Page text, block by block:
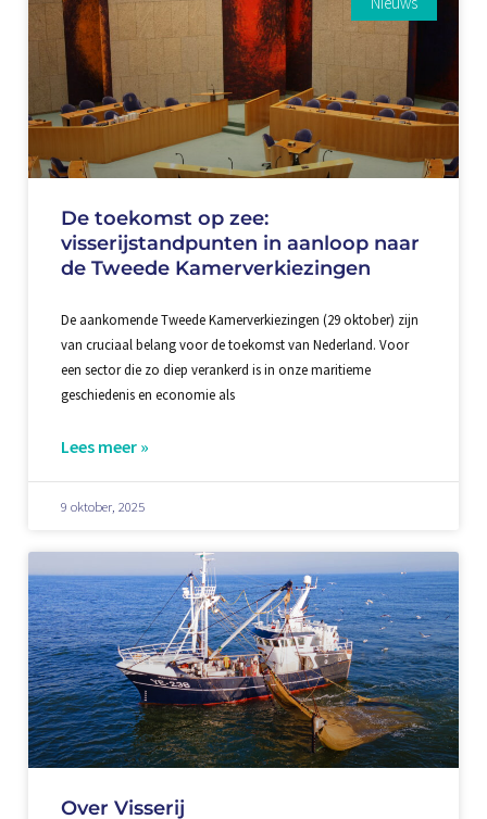
De toekomst op zee:
visserijstandpunten in aanloop naar
de Tweede Kamerverkiezingen
De aankomende Tweede Kamerverkiezingen (29 oktober) zijn
van cruciaal belang voor de toekomst van Nederland. Voor
een sector die zo diep verankerd is in onze maritieme
geschiedenis en economie als
Lees meer »
9 oktober, 2025
Over Visserij